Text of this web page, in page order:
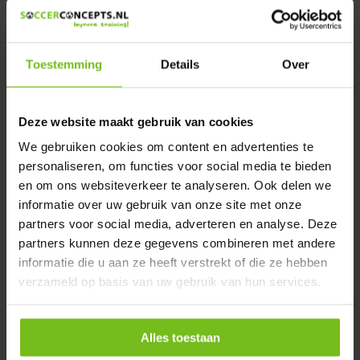
Toestemming Details Over
Deze website maakt gebruik van cookies
We gebruiken cookies om content en advertenties te
personaliseren, om functies voor social media te bieden
en om ons websiteverkeer te analyseren. Ook delen we
informatie over uw gebruik van onze site met onze
partners voor social media, adverteren en analyse. Deze
partners kunnen deze gegevens combineren met andere
informatie die u aan ze heeft verstrekt of die ze hebben
verzameld op basis van uw gebruik van hun services.
Alles toestaan
bij het verminderen van wrijving en blaren, wat de algehele
Investeren in sterk en hoogwaardige voetbal tape is cruciaal
voor zowel professionele als recreatieve spelers. Het helpt
blessures op het
veld
te minimaliseren. Kies daarom
vandaag nog voor dit onmisbare hulpmiddel en til jouw
voetbalspel naar een hoger niveau. Langdurig plezier op het
veld is daarmee gegarandeerd.
Welke voetbal tape is er verkrijgbaar?
Of je nu op zoek bent naar tape voor sokken,
scheenbeschermer tape of medisch voetbal tape, onze tape
is verkrijgbaar in verschillende soorten en maten. Met onze
kwaliteitstape van 3,6/3,8 cm x 10 m
gaat elke speler
beschermd het veld op. Deze sporttape biedt een sterke
Wil je meer dan voldoende voorraad voor alle